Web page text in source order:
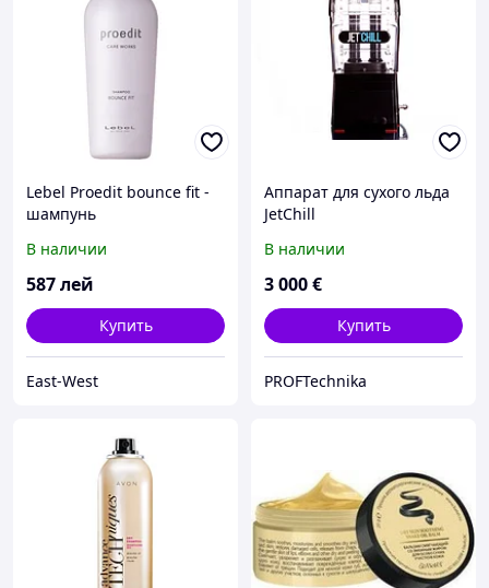
Lebel Proedit bounce fit -
шампунь
сухих, ломких волос, 300
мл
В наличии
587лей
Купить
East-West
Аппарат для сухого льда
JetChill
В наличии
3 000€
Купить
PROFTechnika